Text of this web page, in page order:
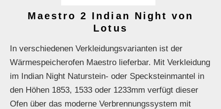
Maestro 2 Indian Night von
Lotus
In verschiedenen Verkleidungsvarianten ist der
Wärmespeicherofen Maestro lieferbar. Mit Verkleidung
im Indian Night Naturstein- oder Specksteinmantel in
den Höhen 1853, 1533 oder 1233mm verfügt dieser
Ofen über das moderne Verbrennungssystem mit